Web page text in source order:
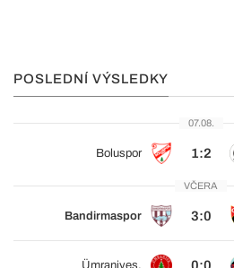
POSLEDNÍ VÝSLEDKY
07.08.
Boluspor 1:2
VČERA
Bandirmaspor 3:0
Ümraniyes.